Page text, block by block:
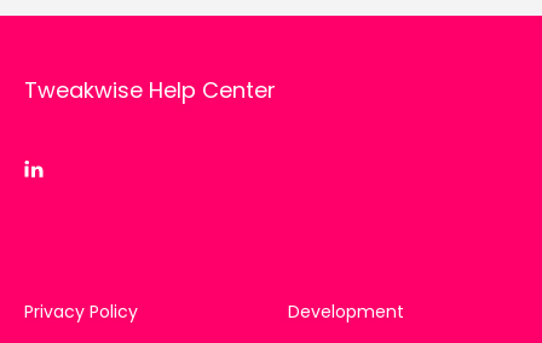
Tweakwise Help Center
Privacy Policy Development